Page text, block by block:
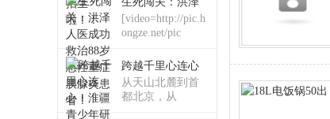
[video=http://pic.h
ongze.net/pic
跨越千里心连心
从天山北麓到首
都北京，从